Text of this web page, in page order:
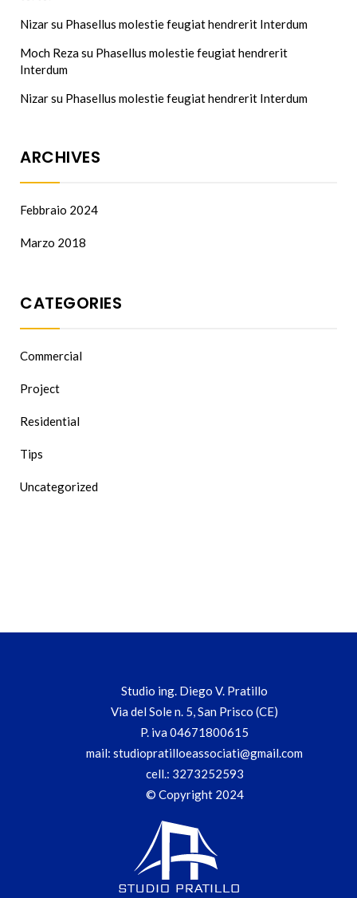
Nizarsu Phasellus molestie feugiat hendrerit Interdum
Moch Rezasu Phasellus molestie feugiat hendrerit
Interdum
Nizarsu Phasellus molestie feugiat hendrerit Interdum
ARCHIVES
Febbraio 2024
Marzo 2018
CATEGORIES
Commercial
Project
Residential
Tips
Uncategorized
Studio ing. Diego V. Pratillo
Via del Sole n. 5, San Prisco (CE)
P. iva 04671800615
mail: studiopratilloeassociati@gmail.com
cell.: 3273252593
© Copyright 2024